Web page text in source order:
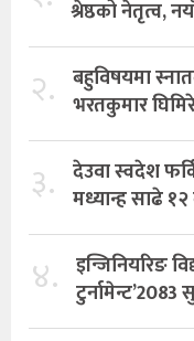
श्रेष्ठको नेतृत्व,
२. बहुविषयमा
भरतकुमार
३. देउवा स्वदेश
मध्यान्ह साढे
४. इन्जिनियरिङ
टुर्नामेन्ट’2083